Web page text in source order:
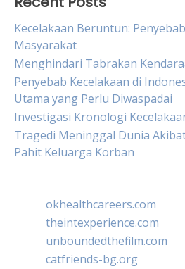
Kecelakaan Beruntun:
Masyarakat
Menghindari Tabrakan
Penyebab Kecelakaan di
Utama yang Perlu Diwaspadai
Investigasi Kronologi
Tragedi Meninggal Dunia
Pahit Keluarga Korban
okhealthcareers.com
theintexperience.com
unboundedthefilm.com
catfriends-bg.org